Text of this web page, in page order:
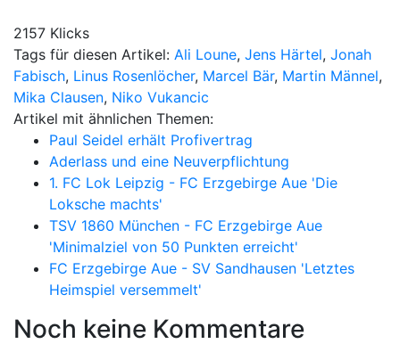
2157 Klicks
Tags für diesen Artikel: Ali Loune, Jens Härtel, Jonah
Fabisch, Linus Rosenlöcher, Marcel Bär, Martin Männel,
Mika Clausen, Niko Vukancic
Artikel mit ähnlichen Themen:
Paul Seidel erhält Profivertrag
Aderlass und eine Neuverpflichtung
1. FC Lok Leipzig - FC Erzgebirge Aue 'Die
Loksche machts'
TSV 1860 München - FC Erzgebirge Aue
'Minimalziel von 50 Punkten erreicht'
FC Erzgebirge Aue - SV Sandhausen 'Letztes
Heimspiel versemmelt'
Noch keine Kommentare